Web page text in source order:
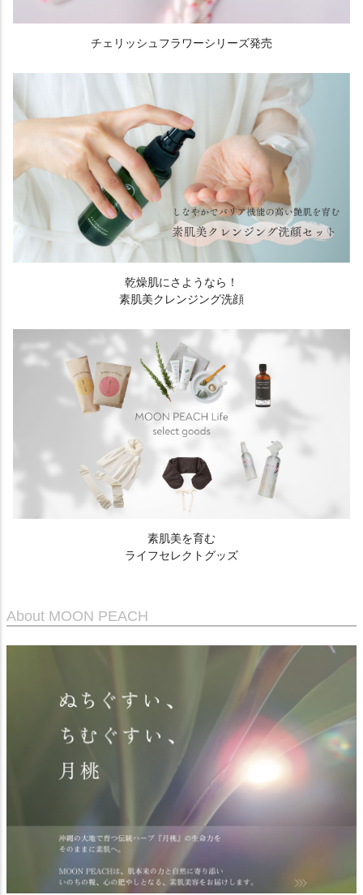
チェリッシュフラワーシリーズ発売
乾燥肌にさようなら！
素肌美クレンジング洗顔
素肌美を育む
ライフセレクトグッズ
About MOON PEACH